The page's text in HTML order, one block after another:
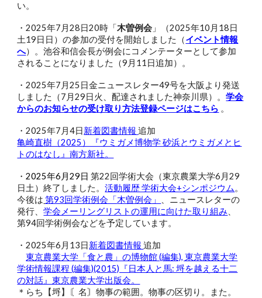
い。
・2025年7月28日20時「木曽例会 」（2025年10月18日
土19日日）の参加の受付を開始しました（イベント情報
へ）。池谷和信会長が例会にコメンテーターとして参加
されることになりました（9月11日追加）。
・2025年7月25日金ニュースレター49号を大阪より発送
しました（7月29日火、配達されました神奈川県）。学会
からのお知らせの受け取り方法登録ページはこちら 。
・2025年7 月4日新着図書情報追加
亀崎直樹（2025）『ウミガメ博物学 砂浜とウミガメとヒ
トのはなし』南方新社。
・2025年6月29日 第22回学術大会（東京農業大学6月29
日土）終了しました。活動履歴 学術大会+シンポジウム 。
今後は 第93回学術例会「木曽例会」
、ニュースレターの
発行、学会メーリングリストの運用に向けた取り組み
第94回学術例会などを予定しています。
・2025年6月13日新着図書情報追加
東京農業大学「食と農」の博物館 (編集), 東京農業大学
学術情報課程 (編集)(2015)『日本人と馬: 埒を越える十二
の対話』東京農業大学出版会。
＊らち【埒】〘名〙物事の範囲。物事の区切り。また。